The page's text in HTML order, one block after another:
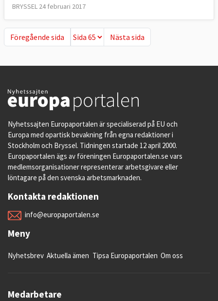
BRYSSEL 24 februari 2017
Föregående sida
Föregående sida Nästa sida
Nästa sida
Nyhetssajten Europaportalen är specialiserad på EU och
Europa med opartisk bevakning från egna redaktioner i
Stockholm och Bryssel. Tidningen startade 12 april 2000.
Europaportalen ägs av föreningen Europaportalen.se vars
medlemsorganisationer representerar arbetsgivare eller
löntagare på den svenska arbetsmarknaden.
Kontakta redaktionen
info@europaportalen.se
Meny
Nyhetsbrev Aktuella ämen Tipsa Europaportalen Om oss
Medarbetare